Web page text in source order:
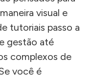
visual e
tutoriais passo a
gestão até
complexos de
você é